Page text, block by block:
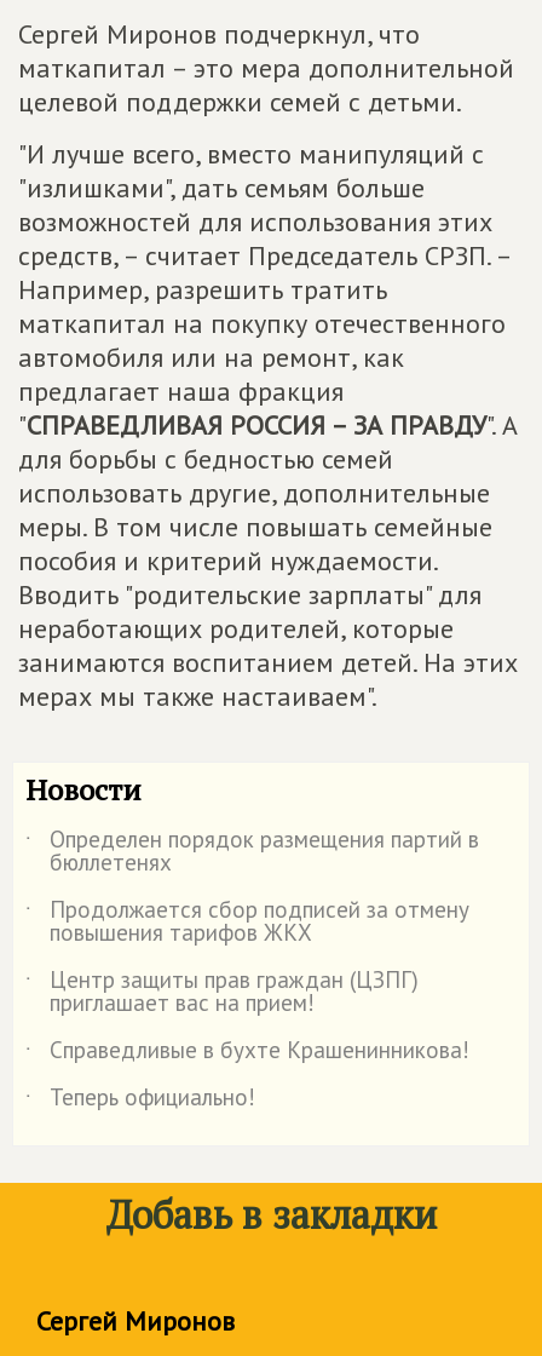
Сергей Миронов подчеркнул, что
маткапитал – это мера дополнительной
целевой поддержки семей с детьми.
"И лучше всего, вместо манипуляций с
"излишками", дать семьям больше
возможностей для использования этих
средств, – считает Председатель СРЗП. –
Например, разрешить тратить
маткапитал на покупку отечественного
автомобиля или на ремонт, как
предлагает наша фракция
"СПРАВЕДЛИВАЯ РОССИЯ – ЗА ПРАВДУ". А
для борьбы с бедностью семей
использовать другие, дополнительные
меры. В том числе повышать семейные
пособия и критерий нуждаемости.
Вводить "родительские зарплаты" для
неработающих родителей, которые
занимаются воспитанием детей. На этих
мерах мы также настаиваем".
Новости
˙ Определен порядок размещения партий в
бюллетенях
˙
Продолжается сбор подписей за отмену
повышения тарифов ЖКХ
˙
Центр защиты прав граждан (ЦЗПГ)
приглашает вас на прием!
˙
Справедливые в бухте Крашенинникова!
˙
Теперь официально!
Добавь в закладки
Сергей Миронов